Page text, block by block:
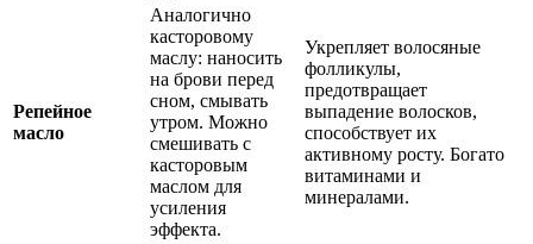
Репейное
масло
Аналогично
касторовому
маслу: наносить
на брови перед
сном, смывать
утром. Можно
смешивать с
касторовым
маслом для
усиления
эффекта.
Укрепляет волосяные
фолликулы,
предотвращает
выпадение волосков,
способствует их
активному росту. Богато
витаминами и
минералами.